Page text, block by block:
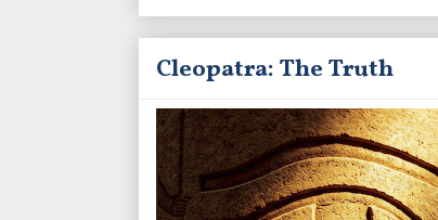
Cleopatra: The Truth